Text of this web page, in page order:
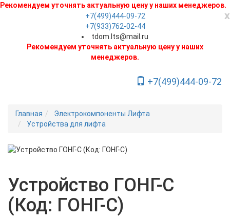
Рекомендуем уточнять актуальную цену у наших менеджеров.
x
+7(499)444-09-72
+7(933)762-02-44
tdom.lts@mail.ru
Рекомендуем уточнять актуальную цену у наших
менеджеров.
+7(499)444-09-72
Toggle Navigation
Главная
Электрокомпоненты Лифта
Устройства для лифта
Устройство ГОНГ-C
(Код: ГОНГ-C)